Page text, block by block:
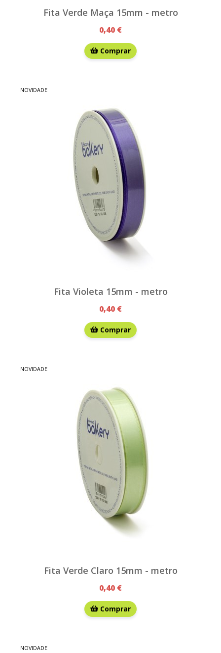
Fita Verde Maça 15mm - metro
0,40 €
Comprar
NOVIDADE
Fita Violeta 15mm - metro
0,40 €
Comprar
NOVIDADE
Fita Verde Claro 15mm - metro
0,40 €
Comprar
NOVIDADE